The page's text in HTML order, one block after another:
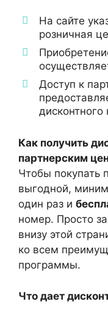
На сайте
розничная
Доступ к
дисконтного
Как получить
партнерским
Чтобы покупать
выгодной,
один раз и
номер. Просто
внизу этой
ко всем
программы.
Что дает